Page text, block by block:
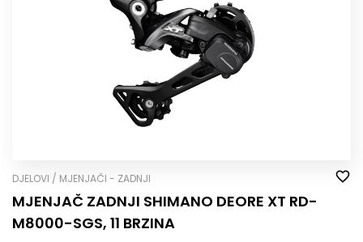
DJELOVI / MJENJAČI - ZADNJI
MJENJAČ ZADNJI SHIMANO DEORE XT RD-
M8000-SGS, 11 BRZINA